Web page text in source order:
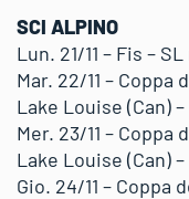
SCI ALPINO
Lun. 21/11 – Fis –
Mar. 22/11 – Coppa
Lake Louise (Can)
Mer. 23/11 – Coppa
Lake Louise (Can)
Gio. 24/11 – Coppa